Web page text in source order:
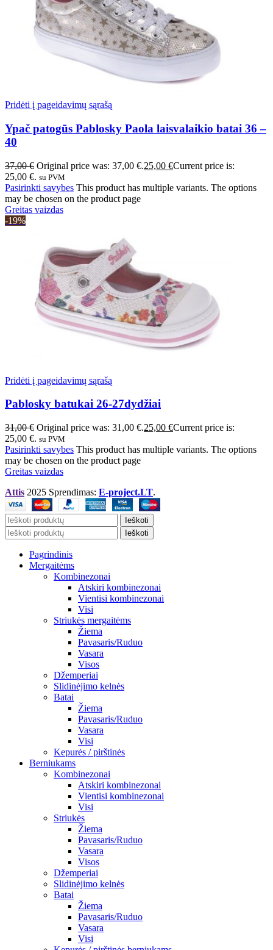
Pridėti į pageidavimų sąrašą
Ypač patogūs Pablosky Paola laisvalaikio batai 36 –
40
37,00€ Original price was: 37,00 €.25,00 €Current price is:
25,00 €. su PVM
Pasirinkti savybes This product has multiple variants. The options
may be chosen on the product page
Greitas vaizdas
-19%
Pridėti į pageidavimų sąrašą
Pablosky batukai 26-27dydžiai
31,00€ Original price was: 31,00 €.25,00 €Current price is:
25,00 €. su PVM
Pasirinkti savybes This product has multiple variants. The options
may be chosen on the product page
Greitas vaizdas
Attis 2025 Sprendimas: E-project.LT.
Ieškoti
Ieškoti
Pagrindinis
Mergaitėms
Kombinezonai
Atskiri kombinezonai
Vientisi kombinezonai
Visi
Striukės mergaitėms
Žiema
Pavasaris/Ruduo
Vasara
Visos
Džemperiai
Slidinėjimo kelnės
Batai
Žiema
Pavasaris/Ruduo
Vasara
Visi
Kepurės / pirštinės
Berniukams
Kombinezonai
Atskiri kombinezonai
Vientisi kombinezonai
Visi
Striukės
Žiema
Pavasaris/Ruduo
Vasara
Visos
Džemperiai
Slidinėjimo kelnės
Batai
Žiema
Pavasaris/Ruduo
Vasara
Visi